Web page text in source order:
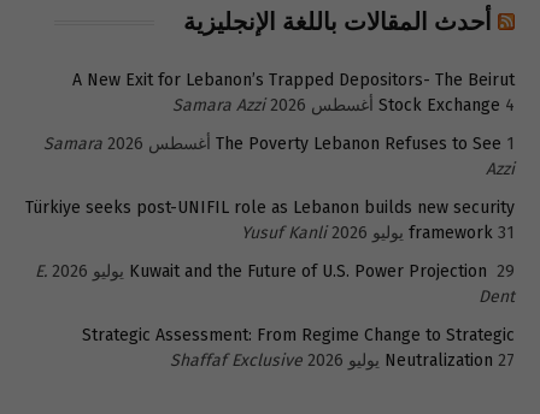
أحدث المقالات باللغة الإنجليزية
A New Exit for Lebanon’s Trapped Depositors- The Beirut
Stock Exchange 4 أغسطس 2026
Samara Azzi
The Poverty Lebanon Refuses to See 1 أغسطس 2026
Samara
Azzi
Türkiye seeks post-UNIFIL role as Lebanon builds new security
framework 31 يوليو 2026
Yusuf Kanli
Kuwait and the Future of U.S. Power Projection 29 يوليو 2026
E.
Dent
Strategic Assessment: From Regime Change to Strategic
Neutralization 27 يوليو 2026 Shaffaf Exclusive